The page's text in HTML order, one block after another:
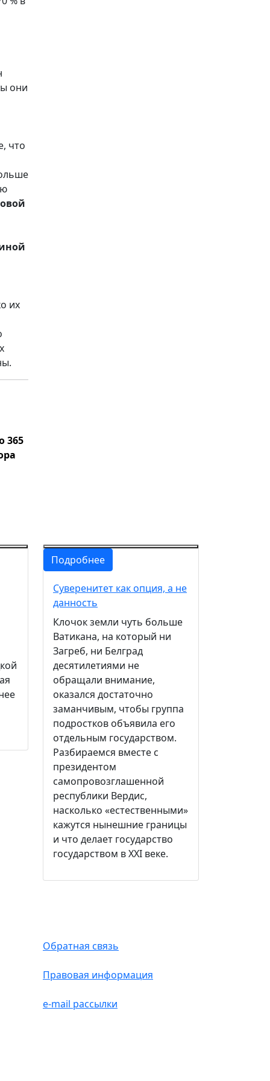
они
что
их
365
Подробнее
Суверенитет как опция, а не
данность
Клочок земли чуть больше
Ватикана, на который ни
Загреб, ни Белград
десятилетиями не
обращали внимание,
оказался достаточно
заманчивым, чтобы группа
подростков объявила его
отдельным государством.
Разбираемся вместе с
президентом
самопровозглашенной
республики Вердис,
насколько «естественными»
кажутся нынешние границы
и что делает государство
государством в ХХI веке.
Обратная связь
Правовая информация
e-mail рассылки